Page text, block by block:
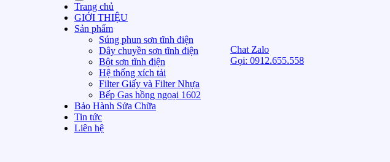
Trang chủ
GIỚI THIỆU
Sản phẩm
Súng phun sơn tĩnh điện
Dây chuyền sơn tĩnh điện
Bột sơn tĩnh điện
Hệ thống xích tải
Filter Giấy và Filter Nhựa
Bếp Gas hồng ngoại 1602
Bảo Hành Sửa Chữa
Tin tức
Liên hệ
Chat Zalo
Gọi: 0912.655.558